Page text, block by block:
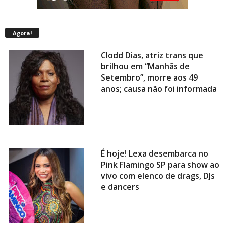
Agora!
Clodd Dias, atriz trans que
brilhou em “Manhãs de
Setembro”, morre aos 49
anos; causa não foi informada
É hoje! Lexa desembarca no
Pink Flamingo SP para show ao
vivo com elenco de drags, DJs
e dancers